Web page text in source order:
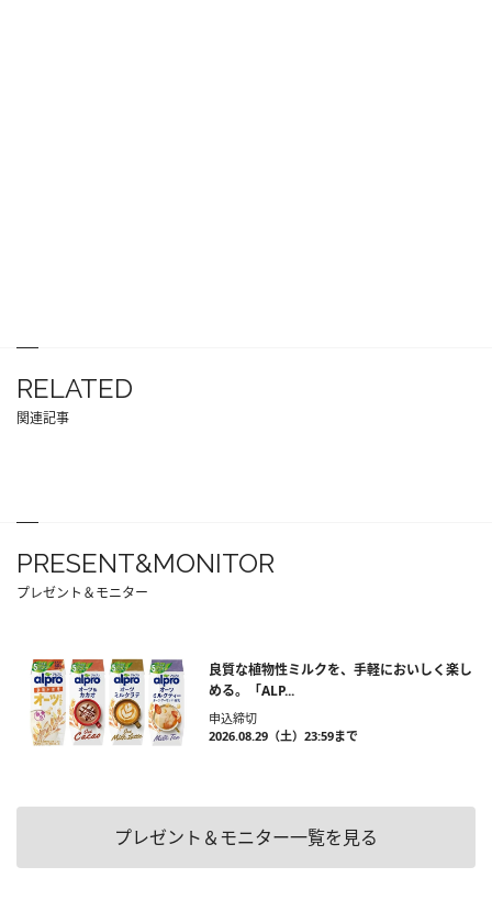
RELATED
関連記事
PRESENT&MONITOR
プレゼント＆モニター
良質な植物性ミルクを、手軽においしく楽し
める。「ALP...
申込締切
2026.08.29（土）23:59まで
プレゼント＆モニター一覧を見る